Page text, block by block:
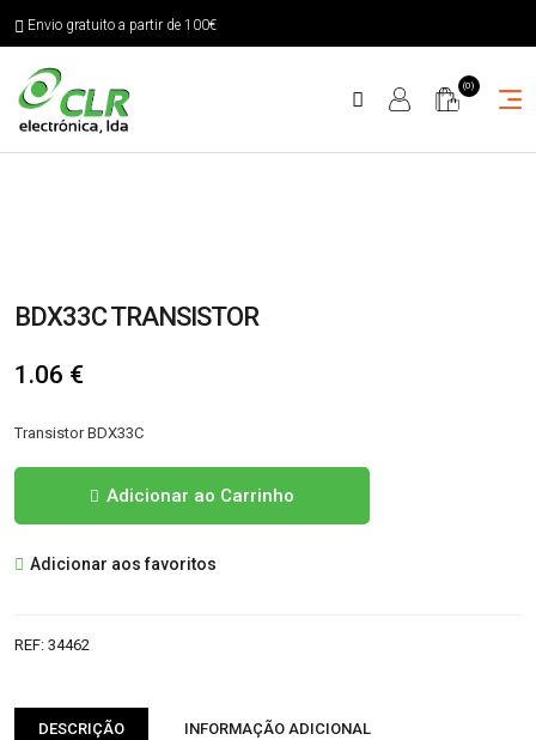
Envio gratuito a partir de 100€
(0)
BDX33C TRANSISTOR
1.06 €
Transistor BDX33C
TRANSISTOR
Adicionar ao Carrinho
Adicionar aos favoritos
REF: 34462
DESCRIÇÃO INFORMAÇÃO ADICIONAL